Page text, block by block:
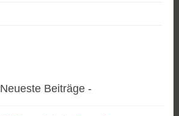
Neueste Beiträge